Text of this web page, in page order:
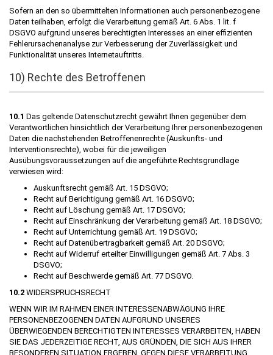
Sofern an den so übermittelten Informationen auch personenbezogene
Daten teilhaben, erfolgt die Verarbeitung gemäß Art. 6 Abs. 1 lit. f
DSGVO aufgrund unseres berechtigten Interesses an einer effizienten
Fehlerursachenanalyse zur Verbesserung der Zuverlässigkeit und
Funktionalität unseres Internetauftritts.
10) Rechte des Betroffenen
10.1 Das geltende Datenschutzrecht gewährt Ihnen gegenüber dem
Verantwortlichen hinsichtlich der Verarbeitung Ihrer personenbezogenen
Daten die nachstehenden Betroffenenrechte (Auskunfts- und
Interventionsrechte), wobei für die jeweiligen
Ausübungsvoraussetzungen auf die angeführte Rechtsgrundlage
verwiesen wird:
Auskunftsrecht gemäß Art. 15 DSGVO;
Recht auf Berichtigung gemäß Art. 16 DSGVO;
Recht auf Löschung gemäß Art. 17 DSGVO;
Recht auf Einschränkung der Verarbeitung gemäß Art. 18 DSGVO;
Recht auf Unterrichtung gemäß Art. 19 DSGVO;
Recht auf Datenübertragbarkeit gemäß Art. 20 DSGVO;
Recht auf Widerruf erteilter Einwilligungen gemäß Art. 7 Abs. 3
DSGVO;
Recht auf Beschwerde gemäß Art. 77 DSGVO.
10.2 WIDERSPRUCHSRECHT
WENN WIR IM RAHMEN EINER INTERESSENABWÄGUNG IHRE
PERSONENBEZOGENEN DATEN AUFGRUND UNSERES
ÜBERWIEGENDEN BERECHTIGTEN INTERESSES VERARBEITEN, HABEN
SIE DAS JEDERZEITIGE RECHT, AUS GRÜNDEN, DIE SICH AUS IHRER
BESONDEREN SITUATION ERGEBEN, GEGEN DIESE VERARBEITUNG